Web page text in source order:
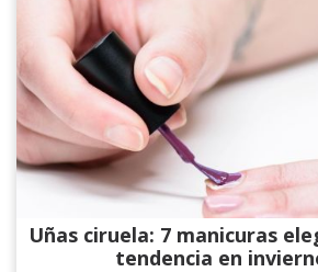
Uñas ciruela: 7 manicuras
tendencia en